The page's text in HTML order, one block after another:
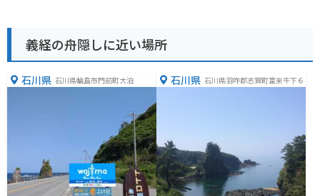
義経の舟隠しに近い場所
石川県 石川県輪島市門前町大泊 石川県 石川県羽咋郡志賀町富来牛下６